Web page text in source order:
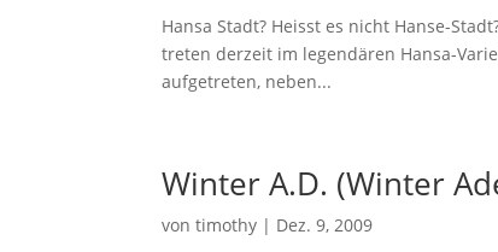
Hansa Stadt? Heisst es nicht Hanse-
treten derzeit im legendären Hansa-
aufgetreten, neben...
Winter A.D. (Winter
vontimothy | Dez. 9, 2009